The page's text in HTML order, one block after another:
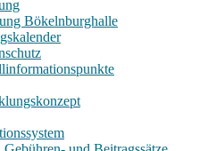
Bökelnburghalle